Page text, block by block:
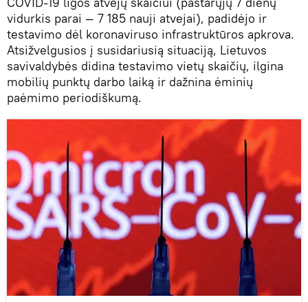
vidurkis parai — 7 185 nauji atvejai), padidėjo ir
testavimo dėl koronaviruso infrastruktūros apkrova.
Atsižvelgusios į susidariusią situaciją, Lietuvos
savivaldybės didina testavimo vietų skaičių, ilgina
mobilių punktų darbo laiką ir dažnina ėminių
paėmimo periodiškumą.